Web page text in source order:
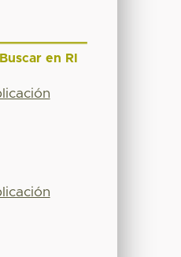
Buscar en RI